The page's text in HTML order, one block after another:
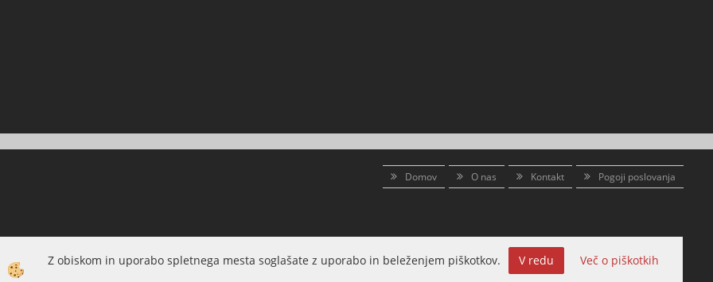
Domov O nas Kontakt Pogoji poslovanja
Z obiskom in uporabo spletnega mesta soglašate z uporabo in beleženjem piškotkov. V redu Več o piškotkih